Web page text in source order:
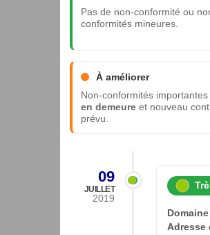
Pas de non-conformité ou
conformités mineures.
À améliorer
Non-conformités importantes
en demeure et nouveau
prévu.
09
JUILLET
2019
Adresse